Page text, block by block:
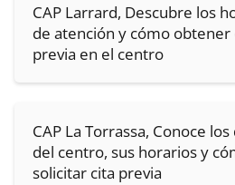
CAP Larrard, Descubre los
de atención y cómo obtener
previa en el centro
CAP La Torrassa, Conoce
del centro, sus horarios y
solicitar cita previa